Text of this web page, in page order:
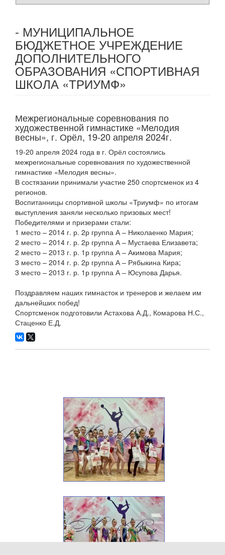
- МУНИЦИПАЛЬНОЕ
БЮДЖЕТНОЕ УЧРЕЖДЕНИЕ
ДОПОЛНИТЕЛЬНОГО
ОБРАЗОВАНИЯ «СПОРТИВНАЯ
ШКОЛА «ТРИУМФ»
Межрегиональные соревнования по
художественной гимнастике «Мелодия
весны», г. Орёл, 19-20 апреля 2024г.
19-20 апреля 2024 года в г. Орёл состоялись
межрегиональные соревнования по художественной
гимнастике «Мелодия весны».
В состязании принимали участие 250 спортсменок из 4
регионов.
Воспитанницы спортивной школы «Триумф» по итогам
выступления заняли несколько призовых мест!
Победителями и призерами стали:
1 место – 2014 г. р. 2р группа А – Николаенко Мария;
2 место – 2014 г. р. 2р группа А – Мустаева Елизавета;
2 место – 2013 г. р. 1р группа А – Акимова Мария;
3 место – 2014 г. р. 2р группа А – Рябыкина Кира;
3 место – 2013 г. р. 1р группа А – Юсупова Дарья.
Поздравляем наших гимнасток и тренеров и желаем им
дальнейших побед!
Спортсменок подготовили Астахова А.Д., Комарова Н.С.,
Стаценко Е.Д.